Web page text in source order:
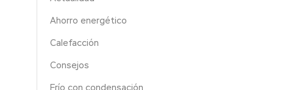
Ahorro energético
Calefacción
Consejos
Frío con condensación